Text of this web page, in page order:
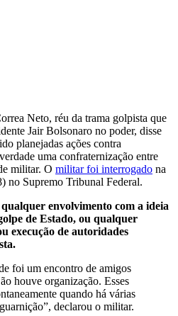
Neto, réu da trama golpista que
Jair Bolsonaro no poder, disse
planejadas ações contra
uma confraternização entre
militar. O militar foi interrogado na
no Supremo Tribunal Federal.
envolvimento com a ideia
de Estado, ou qualquer
execução de autoridades
foi um encontro de amigos
houve organização. Esses
quando há várias
declarou o militar.